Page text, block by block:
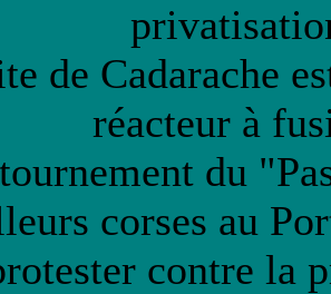
de Cadarache
réacteur à
du
corses au
contre la